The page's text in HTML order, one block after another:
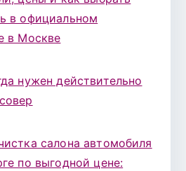
в официальном
в Москве
нужен действительно
салона автомобиля
по выгодной цене: